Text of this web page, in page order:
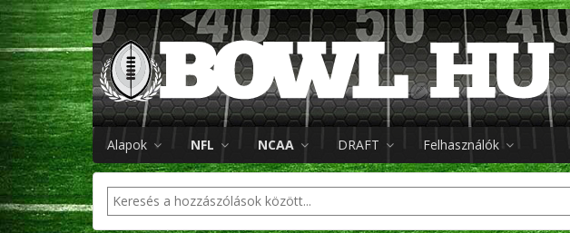
Alapok NFL NCAA DRAFT Felhasználók